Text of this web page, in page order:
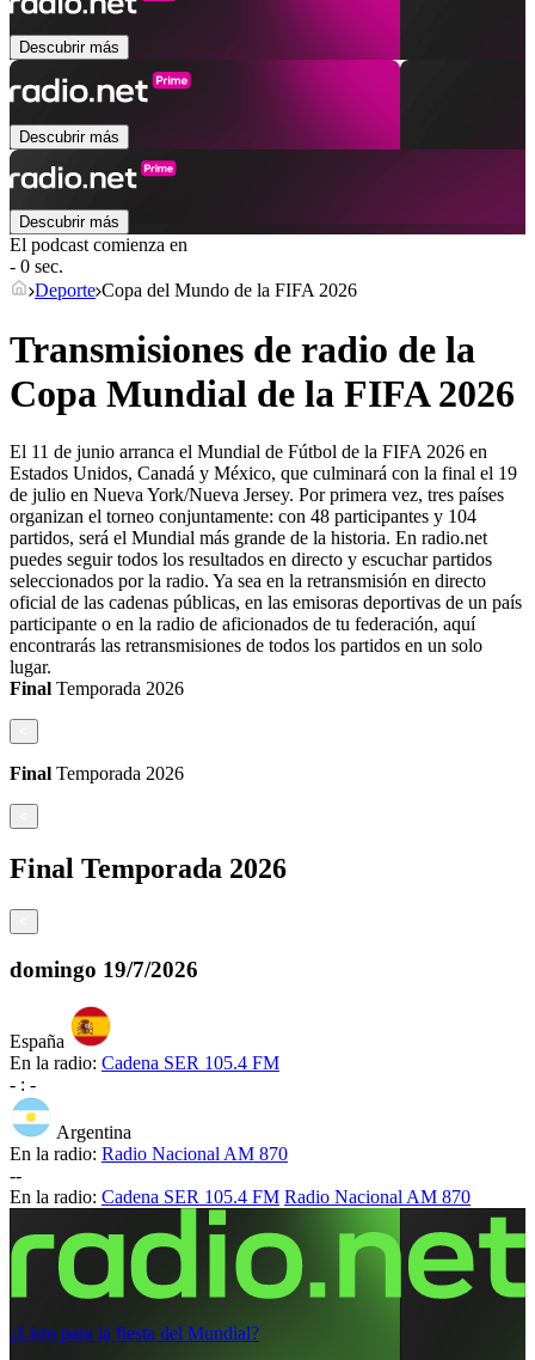
Descubrir más
Descubrir más
Descubrir más
El podcast comienza en
- 0 sec.
Deporte Copa del Mundo de la FIFA 2026
Transmisiones de radio de la
Copa Mundial de la FIFA 2026
El 11 de junio arranca el Mundial de Fútbol de la FIFA 2026 en
Estados Unidos, Canadá y México, que culminará con la final el 19
de julio en Nueva York/Nueva Jersey. Por primera vez, tres países
organizan el torneo conjuntamente: con 48 participantes y 104
partidos, será el Mundial más grande de la historia. En radio.net
puedes seguir todos los resultados en directo y escuchar partidos
seleccionados por la radio. Ya sea en la retransmisión en directo
oficial de las cadenas públicas, en las emisoras deportivas de un país
participante o en la radio de aficionados de tu federación, aquí
encontrarás las retransmisiones de todos los partidos en un solo
lugar.
Final Temporada 2026
Final Temporada 2026
Final Temporada 2026
domingo 19/7/2026
España
En la radio: Cadena SER 105.4 FM
- : -
Argentina
En la radio: Radio Nacional AM 870
--
En la radio: Cadena SER 105.4 FM Radio Nacional AM 870
¿Listo para la fiesta del Mundial?